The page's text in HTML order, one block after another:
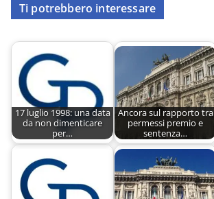
Ti potrebbero interessare
17 luglio 1998: una data
da non dimenticare
per…
Ancora sul rapporto tra
permessi premio e
sentenza…